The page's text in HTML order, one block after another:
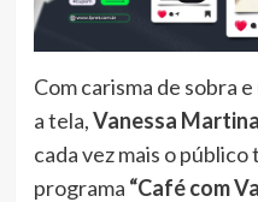
Com carisma de sobra
a tela,Vanessa
cada vez mais o
programa “Café com